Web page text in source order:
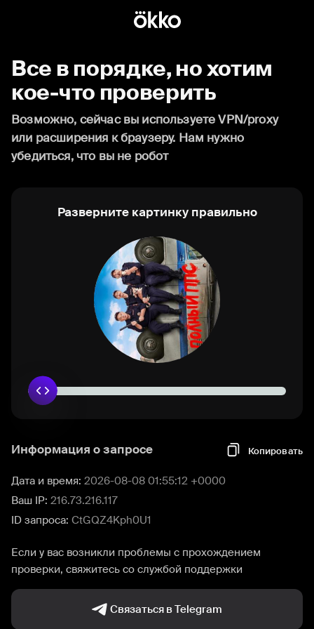
Все в порядке, но хотим
кое-что проверить
Возможно, сейчас вы используете VPN/proxy
или расширения к браузеру. Нам нужно
убедиться, что вы не робот
Разверните картинку правильно
Информация о запросе Копировать
Дата и время: 2026-08-08 01:55:12 +0000
Ваш IP: 216.73.216.117
ID запроса: CtGQZ4Kph0U1
Если у вас возникли проблемы с прохождением
проверки, свяжитесь со службой поддержки
Связаться в Telegram